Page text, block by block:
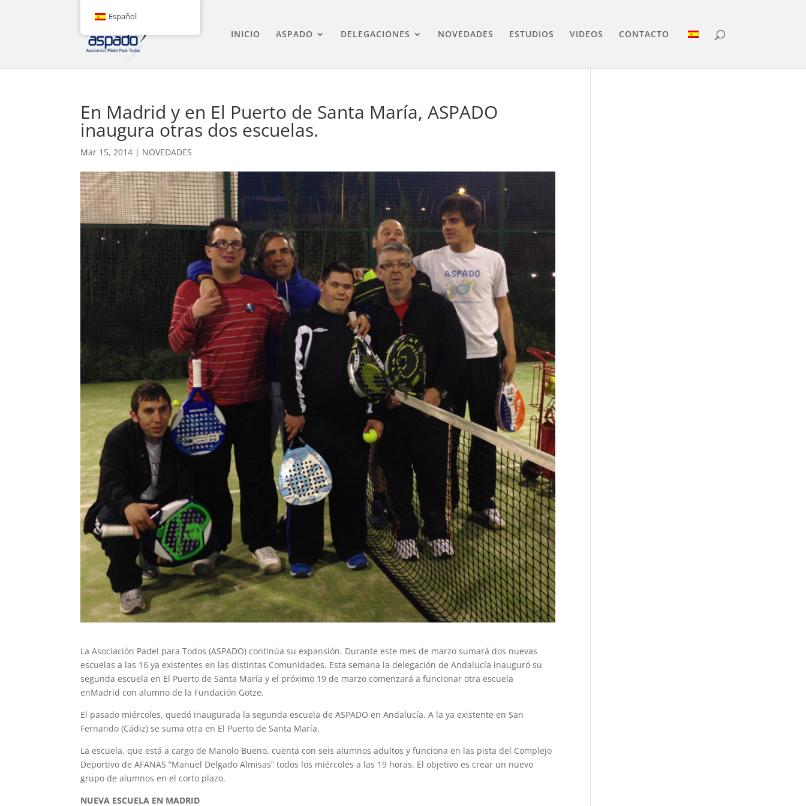
INICIO ASPADO DELEGACIONES NOVEDADES ESTUDIOS VIDEOS CONTACTO
En Madrid y en El Puerto de Santa María, ASPADO
inaugura otras dos escuelas.
Mar 15, 2014 | NOVEDADES
La Asociación Padel para Todos (ASPADO) continúa su expansión. Durante este mes de marzo sumará dos nuevas
escuelas a las 16 ya existentes en las distintas Comunidades. Esta semana la delegación de Andalucía inauguró su
segunda escuela en El Puerto de Santa María y el próximo 19 de marzo comenzará a funcionar otra escuela
enMadrid con alumno de la Fundación Gotze.
El pasado miércoles, quedó inaugurada la segunda escuela de ASPADO en Andalucía. A la ya existente en San
Fernando (Cádiz) se suma otra en El Puerto de Santa María.
La escuela, que está a cargo de Manolo Bueno, cuenta con seis alumnos adultos y funciona en las pista del Complejo
Deportivo de AFANAS “Manuel Delgado Almisas” todos los miércoles a las 19 horas. El objetivo es crear un nuevo
grupo de alumnos en el corto plazo.
NUEVA ESCUELA EN MADRID
Español